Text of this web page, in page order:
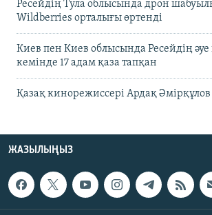
Ресейдің Тула облысында дрон
Wildberries орталығы өртенді
Киев пен Киев облысында Ресейдің
кемінде 17 адам қаза тапқан
Қазақ кинорежиссері Ардақ Әмірқұлов
ЖАЗЫЛЫҢЫЗ